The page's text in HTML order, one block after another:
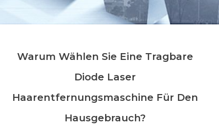
Warum Wählen Sie Eine Tragbare
Diode Laser
Haarentfernungsmaschine Für Den
Hausgebrauch?